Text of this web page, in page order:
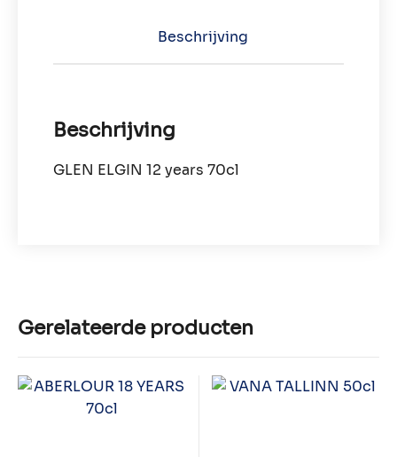
Beschrijving
Beschrijving
GLEN ELGIN 12 years 70cl
Gerelateerde producten